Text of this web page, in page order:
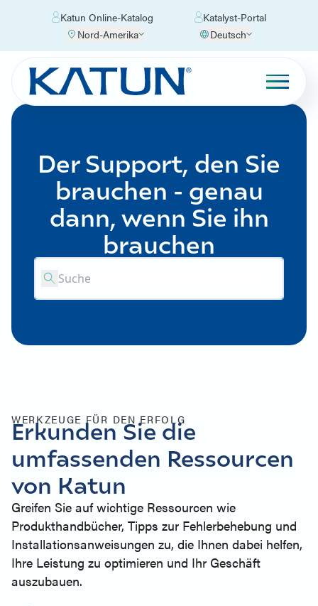
Katun Online-Katalog
Katalyst-Portal
Nord-Amerika
Deutsch
Der Support, den Sie
brauchen - genau
dann, wenn Sie ihn
brauchen
WERKZEUGE FÜR DEN ERFOLG
Erkunden Sie die
umfassenden Ressourcen
von Katun
Greifen Sie auf wichtige Ressourcen wie
Produkthandbücher, Tipps zur Fehlerbehebung und
Installationsanweisungen zu, die Ihnen dabei helfen,
Ihre Leistung zu optimieren und Ihr Geschäft
auszubauen.